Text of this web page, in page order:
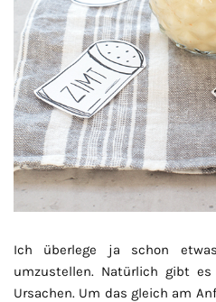
Ich überlege ja schon
umzustellen. Natürlich gibt
Ursachen. Um das gleich am